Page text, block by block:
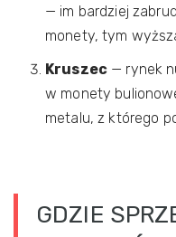
— im bardziej
monety, tym
Kruszec — rynek
w monety
metalu, z którego
GDZIE